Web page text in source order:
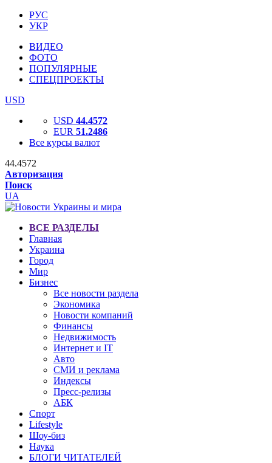
РУС
УКР
ВИДЕО
ФОТО
ПОПУЛЯРНЫЕ
СПЕЦПРОЕКТЫ
USD
USD 44.4572
EUR 51.2486
Все курсы валют
44.4572
Авторизация
Поиск
UA
ВСЕ РАЗДЕЛЫ
Главная
Украина
Город
Мир
Бизнес
Все новости раздела
Экономика
Новости компаний
Финансы
Недвижимость
Интернет и IT
Авто
СМИ и реклама
Индексы
Пресс-релизы
АБК
Спорт
Lifestyle
Шоу-биз
Наука
БЛОГИ ЧИТАТЕЛЕЙ